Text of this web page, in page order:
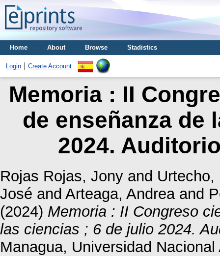
Home About Browse Stadistics
Login Create Account
Memoria : II
de enseñanza de
2024.
Rojas Rojas, Jony and Urtecho,
José and Arteaga, Andreaand
(2024) Memoria : II Congreso
las ciencias ; 6 de julio 2024.
Managua, Universidad